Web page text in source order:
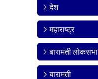
देश
महाराष्ट्र
बारामती लोकसभा
बारामती